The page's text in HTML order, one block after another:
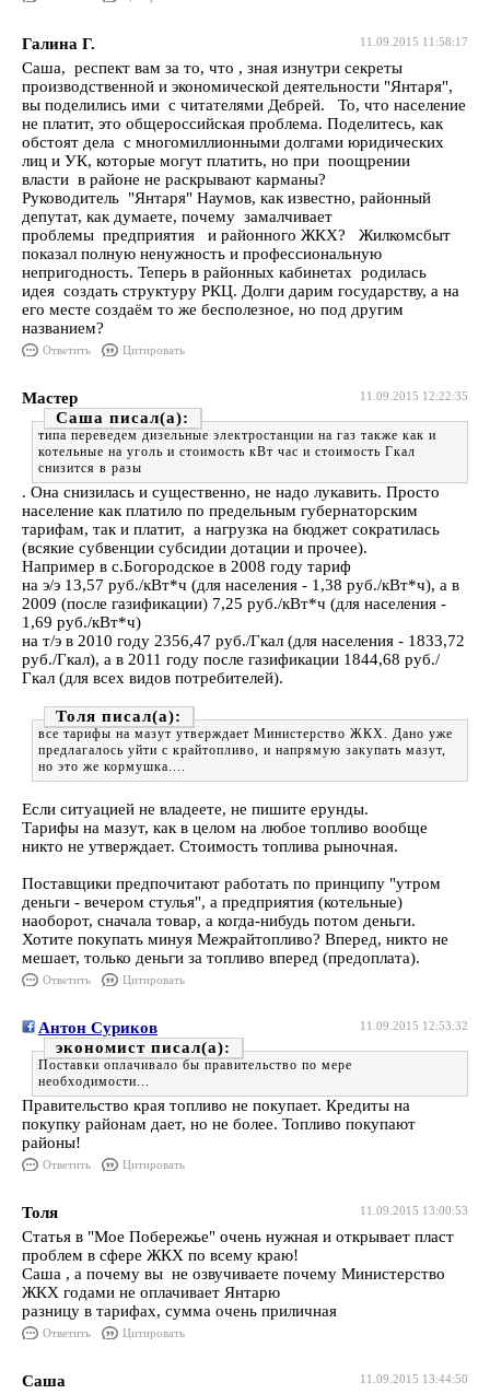
11.09.2015 11:58:17
Галина Г.
Саша, респект вам за то, что , зная изнутри секреты
производственной и экономической деятельности "Янтаря",
вы поделились ими с читателями Дебрей. То, что население
не платит, это общероссийская проблема. Поделитесь, как
обстоят дела с многомиллионными долгами юридических
лиц и УК, которые могут платить, но при поощрении
власти в районе не раскрывают карманы?
Руководитель "Янтаря" Наумов, как известно, районный
депутат, как думаете, почему замалчивает
проблемы предприятия и районного ЖКХ? Жилкомсбыт
показал полную ненужность и профессиональную
непригодность. Теперь в районных кабинетах родилась
идея создать структуру РКЦ. Долги дарим государству, а на
его месте создаём то же бесполезное, но под другим
названием?
Ответить Цитировать
11.09.2015 12:22:35
Мастер
Саша
типа переведем дизельные электростанции на газ также как и
котельные на уголь и стоимость кВт час и стоимость Гкал
снизится в разы
. Она снизилась и существенно, не надо лукавить. Просто
население как платило по предельным губернаторским
тарифам, так и платит, а нагрузка на бюджет сократилась
(всякие субвенции субсидии дотации и прочее).
Например в с.Богородское в 2008 году тариф
на э/э 13,57 руб./кВт*ч (для населения - 1,38 руб./кВт*ч), а в
2009 (после газификации) 7,25 руб./кВт*ч (для населения -
1,69 руб./кВт*ч)
на т/э в 2010 году 2356,47 руб./Гкал (для населения - 1833,72
руб./Гкал), а в 2011 году после газификации 1844,68 руб./
Гкал (для всех видов потребителей).
Толя
все тарифы на мазут утверждает Министерство ЖКХ. Дано уже
предлагалось уйти с крайтопливо, и напрямую закупать мазут,
но это же кормушка....
Если ситуацией не владеете, не пишите ерунды.
Тарифы на мазут, как в целом на любое топливо вообще
никто не утверждает. Стоимость топлива рыночная.
Поставщики предпочитают работать по принципу "утром
деньги - вечером стулья", а предприятия (котельные)
наоборот, сначала товар, а когда-нибудь потом деньги.
Хотите покупать минуя Межрайтопливо? Вперед, никто не
мешает, только деньги за топливо вперед (предоплата).
Ответить Цитировать
11.09.2015 12:53:32
Антон Суриков
экономист
Поставки оплачивало бы правительство по мере
необходимости...
Правительство края топливо не покупает. Кредиты на
покупку районам дает, но не более. Топливо покупают
районы!
Ответить Цитировать
11.09.2015 13:00:53
Толя
Статья в "Мое Побережье" очень нужная и открывает пласт
проблем в сфере ЖКХ по всему краю!
Саша , а почему вы не озвучиваете почему Министерство
ЖКХ годами не оплачивает Янтарю
разницу в тарифах, сумма очень приличная
Ответить Цитировать
11.09.2015 13:44:50
Саша